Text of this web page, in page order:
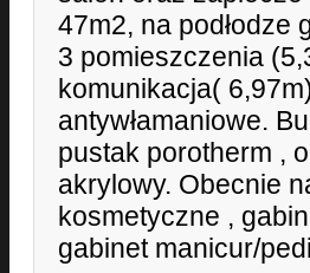
47m2, na podłodze
3 pomieszczenia
komunikacja(
antywłamaniowe.
pustak porotherm ,
akrylowy. Obecnie
kosmetyczne ,
gabinet manicur/